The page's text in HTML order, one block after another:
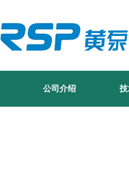
公司介绍